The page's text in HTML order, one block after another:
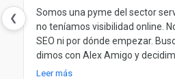
❮
Somos una pyme del sector
no teníamos visibilidad online.
SEO ni por dónde empezar.
dimos con Alex Amigo y
Desde el principio nos ayudó a
Leer más